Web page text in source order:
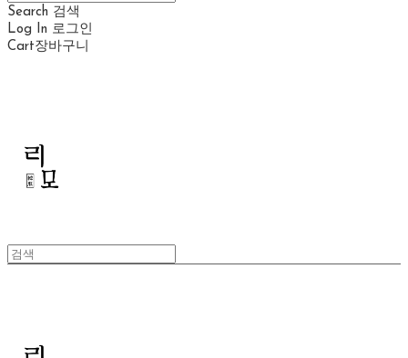
Search 검색
Log In 로그인
Cart장바구니